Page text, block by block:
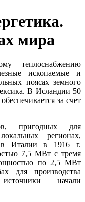
мира
теплоснабжению
ископаемые и
поясах земного
В Исландии 50
за счет
пригодных для
регионах,
в Италии в 1916 г.
7,5 МВт с тремя
по 2,5 МВт
для производства
источники начали